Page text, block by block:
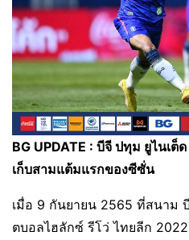
BG UPDATE : บีจี ปทุม ยูไนเต็
เก็บสามแต้มแรกของซีซั่น
เมื่อ 9 กันยายน 2565 ที่สนาม
ตบอลไฮลักซ์ รีโว่ ไทยลีก